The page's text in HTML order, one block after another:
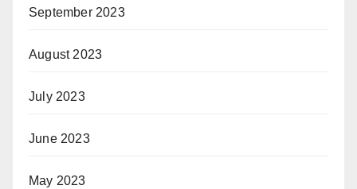
September 2023
August 2023
July 2023
June 2023
May 2023